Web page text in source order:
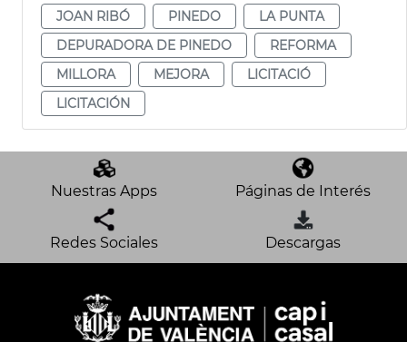
JOAN RIBÓ
PINEDO
LA PUNTA
DEPURADORA DE PINEDO
REFORMA
MILLORA
MEJORA
LICITACIÓ
LICITACIÓN
Nuestras Apps Páginas de Interés
Redes Sociales Descargas